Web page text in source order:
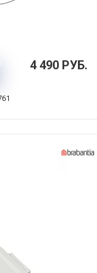
большой
пластик,
4 490 РУБ.